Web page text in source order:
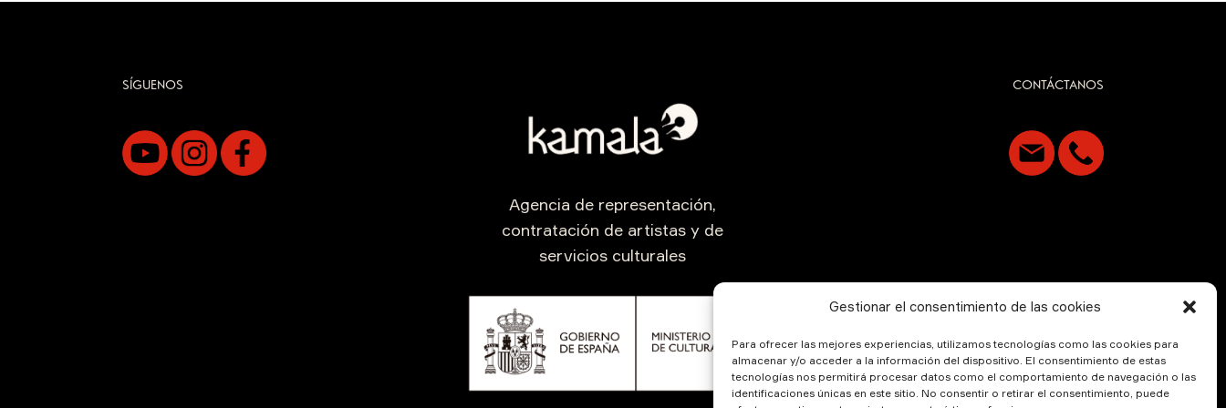
Gestionar el consentimiento de las cookies
Para ofrecer las mejores experiencias, utilizamos tecnologías como las cookies para
almacenar y/o acceder a la información del dispositivo. El consentimiento de estas
tecnologías nos permitirá procesar datos como el comportamiento de navegación o las
identificaciones únicas en este sitio. No consentir o retirar el consentimiento, puede
SÍGUENOS
Agencia de representación,
contratación de artistas y de
servicios culturales
CONTÁCTANOS